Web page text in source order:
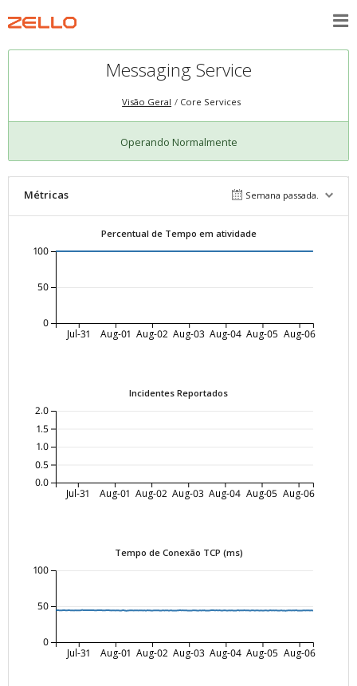
Messaging Service
Visão Geral Core Services
Operando Normalmente
Métricas Semana passada.
Percentual de Tempo em atividade
Jul-31 Aug-01 Aug-02 Aug-03 Aug-04 Aug-05 Aug-06
0
50
100
Incidentes Reportados
Jul-31 Aug-01 Aug-02 Aug-03 Aug-04 Aug-05 Aug-06
0.0
0.5
1.0
1.5
2.0
Tempo de Conexão TCP (ms)
Jul-31 Aug-01 Aug-02 Aug-03 Aug-04 Aug-05 Aug-06
0
50
100